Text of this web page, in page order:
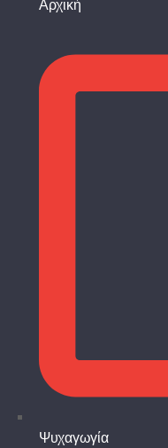
Αρχική
Ψυχαγωγία